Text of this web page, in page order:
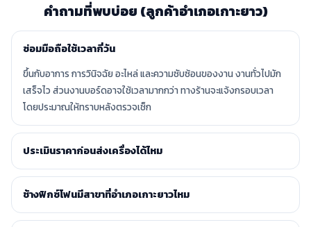
คำถามที่พบบ่อย (ลูกค้าอำเภอเกาะยาว)
ซ่อมมือถือใช้เวลากี่วัน
ขึ้นกับอาการ การวินิจฉัย อะไหล่ และความซับซ้อนของงาน งานทั่วไปมัก
เสร็จไว ส่วนงานบอร์ดอาจใช้เวลามากกว่า ทางร้านจะแจ้งกรอบเวลา
โดยประมาณให้ทราบหลังตรวจเช็ก
ประเมินราคาก่อนส่งเครื่องได้ไหม
ช้างฟิกซ์โฟนมีสาขาที่อำเภอเกาะยาวไหม